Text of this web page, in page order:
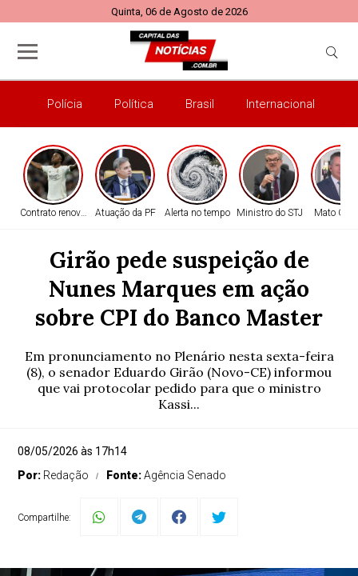
Quinta, 06 de Agosto de 2026
Polícia Política Brasil Internacional
Contrato renovadoAtuação da PF Alerta no tempo Ministro do STJ Mato
Girão pede suspeição de
Nunes Marques em ação
sobre CPI do Banco Master
Em pronunciamento no Plenário nesta sexta-feira
(8), o senador Eduardo Girão (Novo-CE) informou
que vai protocolar pedido para que o ministro
Kassi...
08/05/2026 às 17h14
Por: Redação Fonte:Agência Senado
Compartilhe: